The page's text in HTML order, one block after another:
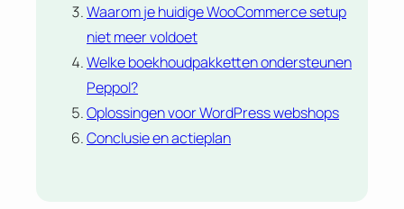
Waarom je huidige WooCommerce setup
niet meer voldoet
Welke boekhoudpakketten ondersteunen
Peppol?
Oplossingen voor WordPress webshops
Conclusie en actieplan